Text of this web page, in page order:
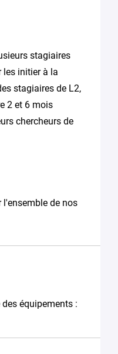
stagiaires
les initier à la
stagiaires de L2,
2 et 6 mois
chercheurs de
l'ensemble de nos
équipements :